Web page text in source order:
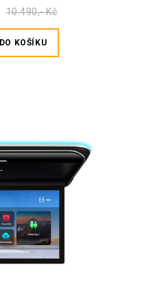
10.490,- Kč
DO KOŠÍKU